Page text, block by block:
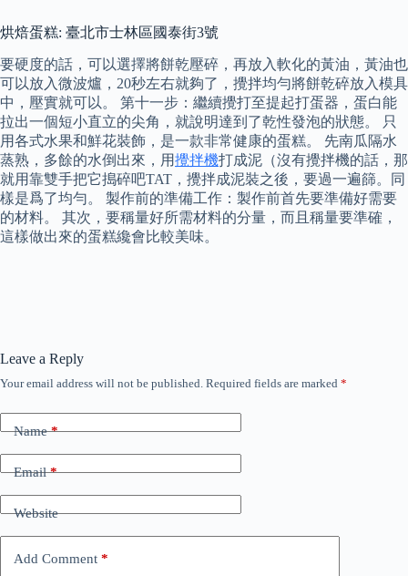
烘焙蛋糕: 臺北市士林區國泰街3號
要硬度的話，可以選擇將餅乾壓碎，再放入軟化的黃油，黃油也
可以放入微波爐，20秒左右就夠了，攪拌均勻將餅乾碎放入模具
中，壓實就可以。 第十一步：繼續攪打至提起打蛋器，蛋白能
拉出一個短小直立的尖角，就說明達到了乾性發泡的狀態。 只
用各式水果和鮮花裝飾，是一款非常健康的蛋糕。 先南瓜隔水
蒸熟，多餘的水倒出來，用攪拌機打成泥（沒有攪拌機的話，那
就用靠雙手把它搗碎吧TAT，攪拌成泥裝之後，要過一遍篩。同
樣是爲了均勻。 製作前的準備工作：製作前首先要準備好需要
的材料。 其次，要稱量好所需材料的分量，而且稱量要準確，
這樣做出來的蛋糕纔會比較美味。
Leave a Reply
Your email address will not be published. Required fields are marked *
Name*
Email*
Website
Add Comment *